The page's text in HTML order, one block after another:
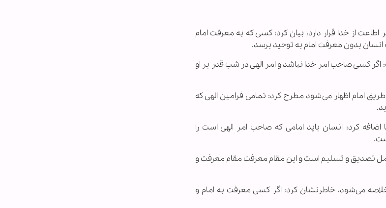
از خدا قرار دارد، بیان کرد: کسی که به معرفت امام
بدون معرفت امام به توحید برسد.
کسی صاحب امر خدا نباشد و امر الهی در شب قدر بر او
طریق امام اظهار می‌شود مطرح کرد: تمامی فرامین الهی که
کرد: انسان باید امامی که صاحب امر الهی است را
تصدیق و تسلیم است و این مقام معرفت مقام معرفت و
خلاصه می‌شود، خاطرنشان کرد: اگر کسی معرفت به امام و